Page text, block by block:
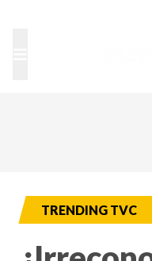
TRENDING TVC